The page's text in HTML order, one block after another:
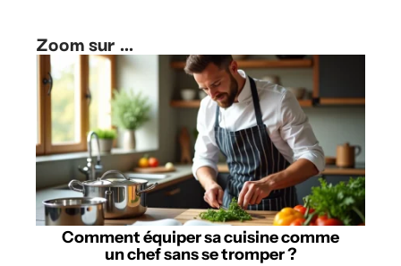
Zoom sur ...
Comment équiper sa cuisine comme
un chef sans se tromper ?